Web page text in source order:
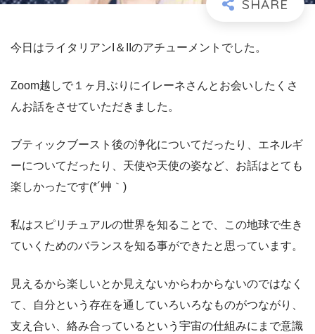
今日はライタリアンI＆IIのアチューメントでした。
Zoom越しで１ヶ月ぶりにイレーネさんとお会いしたくさ
んお話をさせていただきました。
ブティックブースト後の浄化についてだったり、エネルギ
ーについてだったり、天使や天使の姿など、お話はとても
楽しかったです(*´艸｀)
私はスピリチュアルの世界を知ることで、この地球で生き
ていくためのバランスを知る事ができたと思っています。
見えるから楽しいとか見えないからわからないのではなく
て、自分という存在を通していろいろなものがつながり、
支え合い、絡み合っているという宇宙の仕組みにまで意識